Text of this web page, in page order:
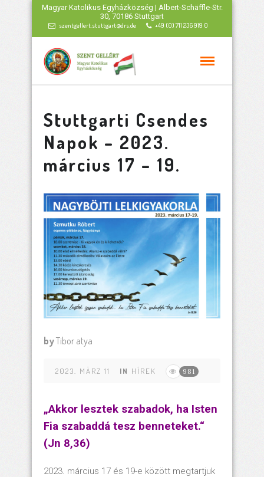
Magyar Katolikus Egyházközség | Albert-Schäffle-Str.
30, 70186 Stuttgart
szentgellert.stuttgart@drs.de +49 (0) 711 236 919 0
Stuttgarti Csendes
Napok – 2023.
március 17 – 19.
byTibor atya
2023. MÄRZ 11 IN HÍREK 981
„Akkor lesztek szabadok, ha Isten
Fia szabaddá tesz benneteket.“
(Jn 8,36)
2023. március 17 és 19-e között megtartjuk